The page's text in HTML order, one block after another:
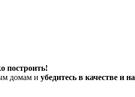
построить!
домам и убедитесь в качестве и